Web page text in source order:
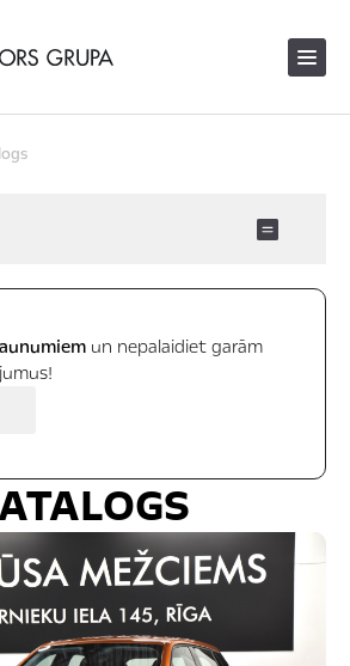
un nepalaidiet garām